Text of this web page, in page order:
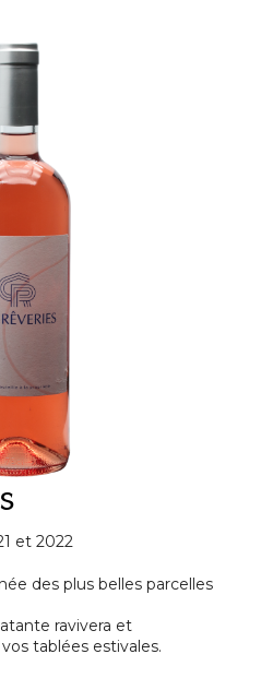
et 2022
des plus belles parcelles
ravivera et
tablées estivales.